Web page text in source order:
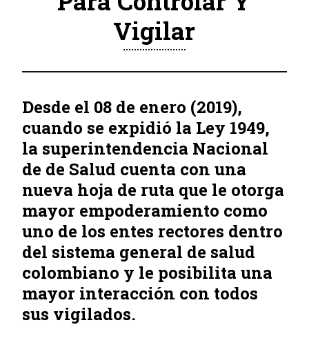
Vigilar
Desde el 08 de enero (2019),
cuando se expidió la Ley 1949,
la superintendencia Nacional
de de Salud cuenta con una
nueva hoja de ruta que le otorga
mayor empoderamiento como
uno de los entes rectores dentro
del sistema general de salud
colombiano y le posibilita una
mayor interacción con todos
sus vigilados.